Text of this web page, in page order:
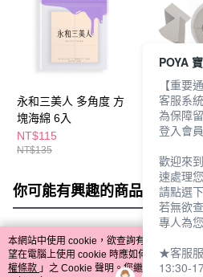
永和三美人 多角度 方
塊海綿 6入
NT$115
NT$135
永和三美
角海綿6入
NT$118
你可能有興趣的商品 全站排行
熱門標籤
本網站中使用 cookie，欲查詢有關本網站使
望在電腦上使用 cookie 時應如何變更電腦的
權條款 」之 Cookie 聲明。您繼續使用本網
POYA
【重要
客服系
為保障
登入會
歡迎來
速處理
請點選
若無欲
專人為
★客服
13:30-